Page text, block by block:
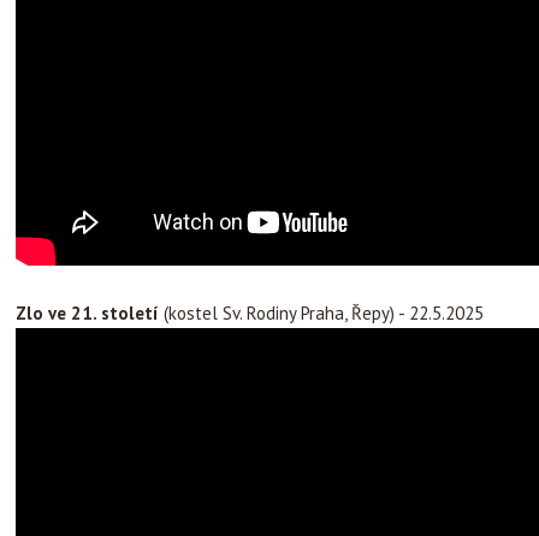
Zlo ve 21. století (kostel Sv. Rodiny Praha, Řepy) - 22.5.2025